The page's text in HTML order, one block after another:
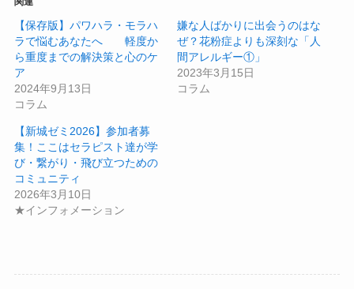
【保存版】パワハラ・モラハ
ラで悩むあなたへ 軽度か
ら重度までの解決策と心のケ
ア
2024年9月13日
コラム
嫌な人ばかりに出会うのはな
ぜ？花粉症よりも深刻な「人
間アレルギー①」
2023年3月15日
コラム
【新城ゼミ2026】参加者募
集！ここはセラピスト達が学
び・繋がり・飛び立つための
コミュニティ
2026年3月10日
★インフォメーション